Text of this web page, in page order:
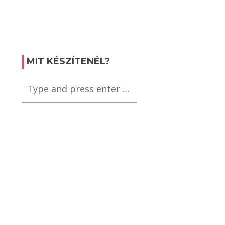
MIT KÉSZÍTENÉL?